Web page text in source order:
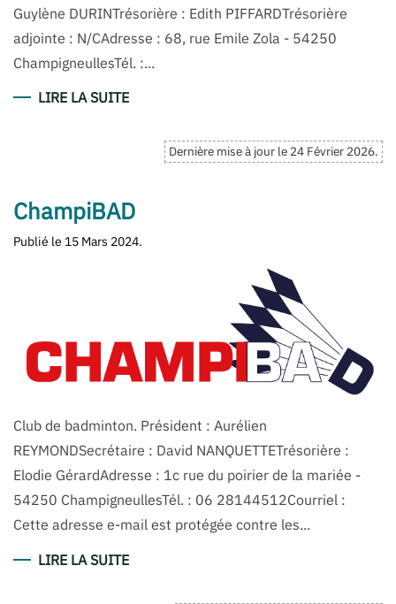
Guylène DURINTrésorière : Edith PIFFARDTrésorière
adjointe : N/CAdresse : 68, rue Emile Zola - 54250
ChampigneullesTél. :...
LIRE LA SUITE
Dernière mise à jour le 24 Février 2026.
ChampiBAD
Publié le 15 Mars 2024.
Club de badminton. Président : Aurélien
REYMONDSecrétaire : David NANQUETTETrésorière :
Elodie GérardAdresse : 1c rue du poirier de la mariée -
54250 ChampigneullesTél. : 06 28144512Courriel :
Cette adresse e-mail est protégée contre les...
LIRE LA SUITE